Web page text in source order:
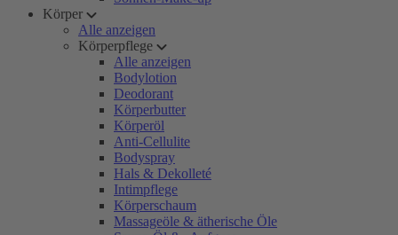
Körper
Alle anzeigen
Körperpflege
Alle anzeigen
Bodylotion
Deodorant
Körperbutter
Körperöl
Anti-Cellulite
Bodyspray
Hals & Dekolleté
Intimpflege
Körperschaum
Massageöle & ätherische Öle